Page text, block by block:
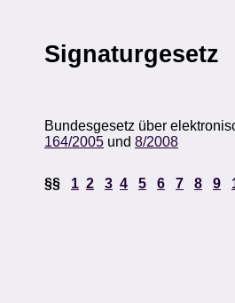
Signaturgesetz
Bundesgesetz über
164/2005 und 8/2008
§§ 1 2 3 4 5 6 7 8 9